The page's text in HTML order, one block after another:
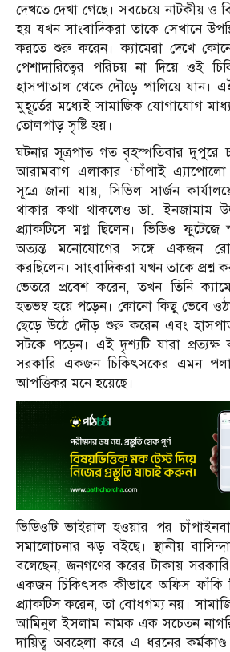
দেখতে দেখা গেছে। সবচেয়ে নাটকীয় ও
হয় যখন সাংবাদিকরা তাকে সেখানে
করতে শুরু করেন। ক্যামেরা দেখে
পেশাদারিত্বের পরিচয় না দিয়ে ওই
হাসপাতাল থেকে দৌড়ে পালিয়ে যান।
মুহূর্তের মধ্যেই সামাজিক যোগাযোগ
তোলপাড় সৃষ্টি হয়।
ঘটনার সূত্রপাত গত বৃহস্পতিবার দুপুরে
আরামবাগ এলাকার ‘চাঁপাই এ্যাপোলো
সূত্রে জানা যায়, সিভিল সার্জন
থাকার কথা থাকলেও ডা. ইনজামাম
প্র্যাকটিসে মগ্ন ছিলেন। ভিডিও ফুটেজে
অত্যন্ত মনোযোগের সঙ্গে একজন
করছিলেন। সাংবাদিকরা যখন তাকে প্রশ্ন
ভেতরে প্রবেশ করেন, তখন তিনি
হতভম্ব হয়ে পড়েন। কোনো কিছু ভেবে
ছেড়ে উঠে দৌড় শুরু করেন এবং
সটকে পড়েন। এই দৃশ্যটি যারা প্রত্যক্ষ
সরকারি একজন চিকিৎসকের এমন
আপত্তিকর মনে হয়েছে।
ভিডিওটি ভাইরাল হওয়ার পর
সমালোচনার ঝড় বইছে। স্থানীয়
বলেছেন, জনগণের করের টাকায়
একজন চিকিৎসক কীভাবে অফিস ফাঁকি
প্র্যাকটিস করেন, তা বোধগম্য নয়।
আমিনুল ইসলাম নামক এক সচেতন
দায়িত্ব অবহেলা করে এ ধরনের